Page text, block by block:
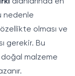
nedenle
olması ve
gerekir. Bu
malzeme